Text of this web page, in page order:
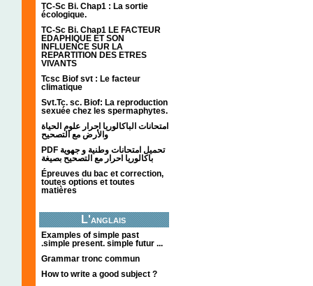
TC-Sc Bi. Chap1 : La sortie
écologique.
TC-Sc Bi. Chap1 LE FACTEUR
EDAPHIQUE ET SON
INFLUENCE SUR LA
REPARTITION DES ETRES
VIVANTS
Tcsc Biof svt : Le facteur
climatique
Svt.Tc. sc. Biof: La reproduction
sexuée chez les spermaphytes.
امتحانات الباكالوريا احرار علوم الحياة
والأرض مع التصحيح
PDF تحميل امتحانات وطنية و جهوية
باكالوريا احرار مع التصحيح بصيغة
Épreuves du bac et correction,
toutes options et toutes
matières
L'anglais
Examples of simple past
.simple present. simple futur ...
Grammar tronc commun
How to write a good subject ?